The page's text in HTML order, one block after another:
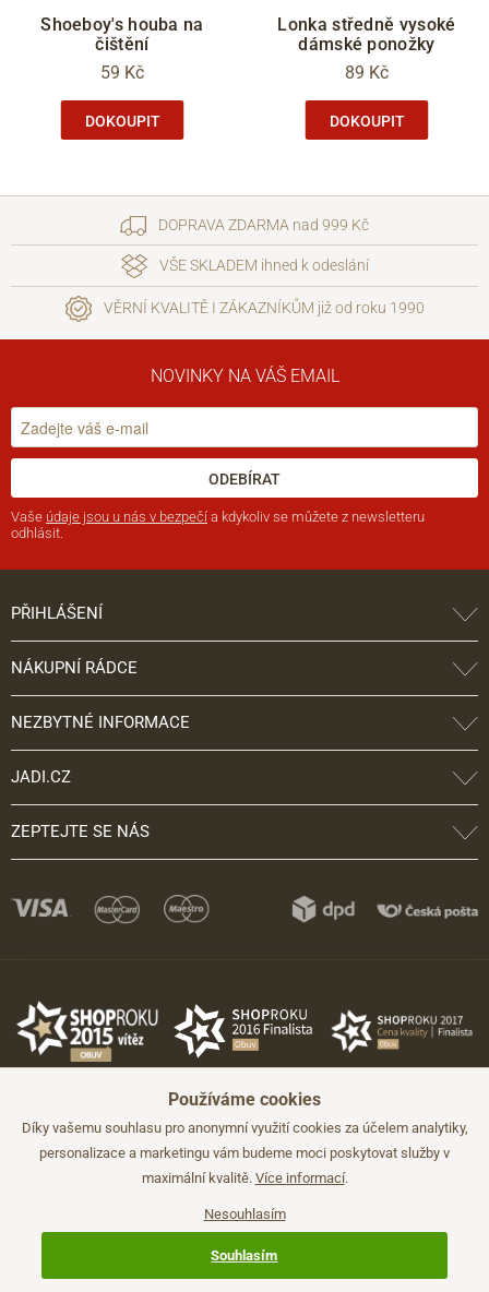
Shoeboy's houba na
čištění
59 Kč
DOKOUPIT
Lonka středně vysoké
dámské ponožky
89 Kč
DOKOUPIT
DOPRAVA ZDARMA nad 999 Kč
VŠE SKLADEM ihned k odeslání
VĚRNÍ KVALITĚ I ZÁKAZNÍKŮM již od roku 1990
NOVINKY NA VÁŠ EMAIL
ODEBÍRAT
Vaše údaje jsou u nás v bezpečí a kdykoliv se můžete z newsletteru
odhlásit.
PŘIHLÁŠENÍ
NÁKUPNÍ RÁDCE
NEZBYTNÉ INFORMACE
JADI.CZ
ZEPTEJTE SE NÁS
©2026 JADI.cz. Užití materiálů bez souhlasu není možné.
Používáme cookies
Díky vašemu souhlasu pro anonymní využití cookies za účelem analytiky,
personalizace a marketingu vám budeme moci poskytovat služby v
maximální kvalitě. Více informací.
Nesouhlasím
Souhlasím